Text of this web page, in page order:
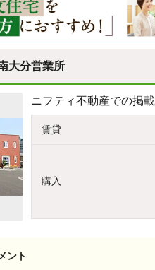
大分営業所
ニフティ不動産での掲
賃貸
購入
ント